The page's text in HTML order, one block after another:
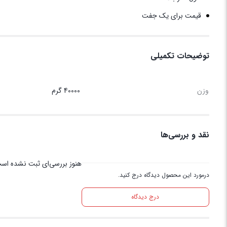
قیمت برای یک جفت
توضیحات تکمیلی
وزن 40000 گرم
نقد و بررسی‌ها
درمورد این محصول دیدگاه درج کنید.
درج دیدگاه
هنوز بررسی‌ای ثبت نشده